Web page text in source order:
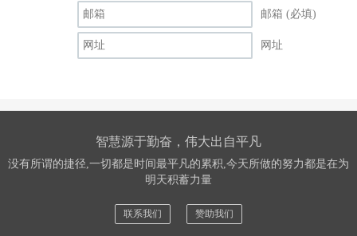
邮箱 (必填)
网址
智慧源于勤奋，伟大出自平凡
没有所谓的捷径,一切都是时间最平凡的累积,今天所做的努力都是在为
明天积蓄力量
联系我们 赞助我们